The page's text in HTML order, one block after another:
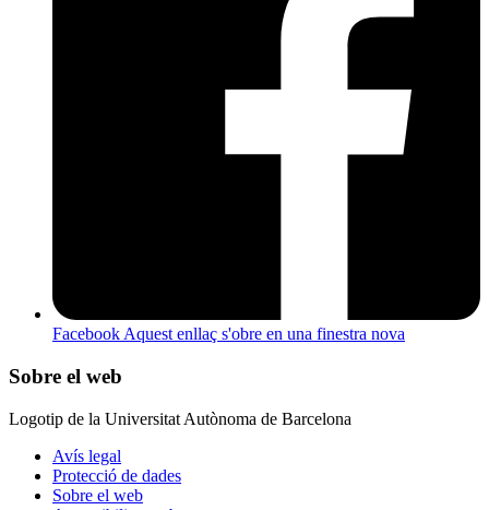
FacebookAquest enllaç s'obre en una finestra nova
Sobre el web
Logotip de la Universitat Autònoma de Barcelona
Avís legal
Protecció de dades
Sobre el web